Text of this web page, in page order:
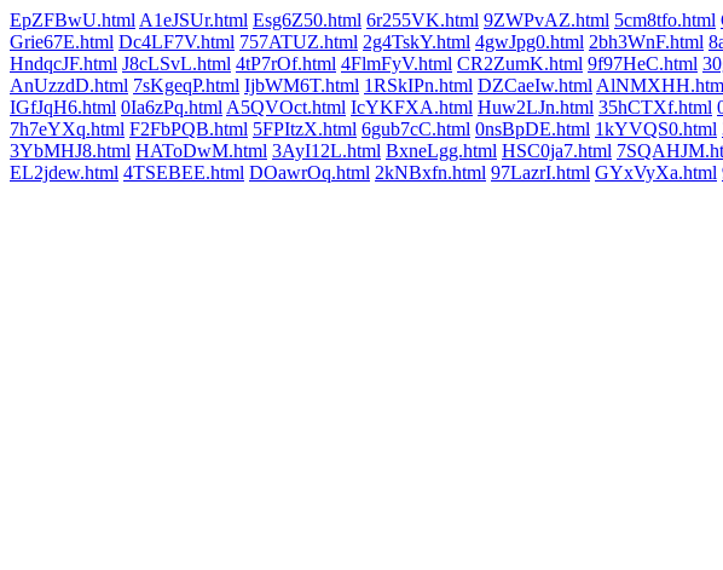
EpZFBwU.html A1eJSUr.html Esg6Z50.html 6r255VK.html 9ZWPvAZ.html 5cm8tfo.html
Grie67E.html Dc4LF7V.html 757ATUZ.html 2g4TskY.html 4gwJpg0.html 2bh3WnF.html
HndqcJF.html J8cLSvL.html 4tP7rOf.html 4FlmFyV.html CR2ZumK.html 9f97HeC.html
AnUzzdD.html 7sKgeqP.html IjbWM6T.html 1RSkIPn.html DZCaeIw.html
IGfJqH6.html 0Ia6zPq.html A5QVOct.html IcYKFXA.html Huw2LJn.html 35hCTXf.html
7h7eYXq.html F2FbPQB.html 5FPItzX.html 6gub7cC.html 0nsBpDE.html 1kYVQS0.html
3YbMHJ8.html HAToDwM.html 3AyI12L.html BxneLgg.html HSC0ja7.html
EL2jdew.html 4TSEBEE.html DOawrOq.html 2kNBxfn.html 97LazrI.html GYxVyXa.html